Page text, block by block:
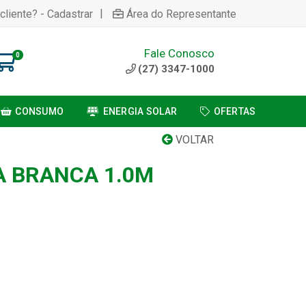
- Cadastrar | Área do Representante
0 Fale Conosco
(27) 3347-1000
CONSUMO ENERGIA SOLAR OFERTAS
VOLTAR
BRANCA 1.0M